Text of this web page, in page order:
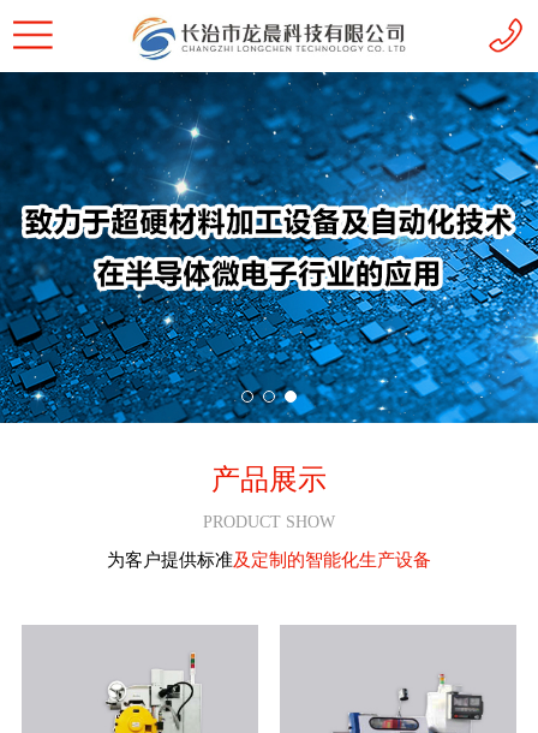
产品展示
PRODUCT SHOW
为客户提供标准及定制的智能化生产设备